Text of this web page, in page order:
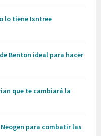
lo tiene Isntree
Benton ideal para hacer
que te cambiará la
para combatir las